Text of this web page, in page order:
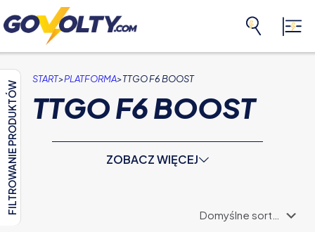
FILTROWANIE PRODUKTÓW
START>PLATFORMA>TTGO F6 BOOST
TTGO F6 BOOST
ZOBACZ WIĘCEJ